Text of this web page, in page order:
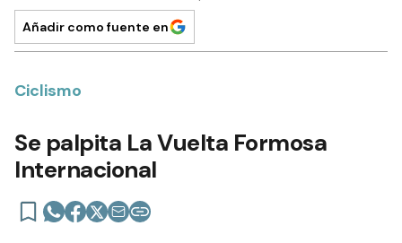
Añadir como fuente en
Ciclismo
Se palpita La Vuelta Formosa
Internacional